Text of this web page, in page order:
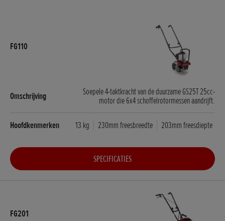
Soepele 4-taktkracht van de duurzame GS25T 25cc-
motor die 6x4 schoffelrotormessen aandrijft.
13 kg 230mm freesbreedte 203mm freesdiepte
SPECIFICATIES